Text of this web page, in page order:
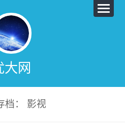
大网
档： 影视